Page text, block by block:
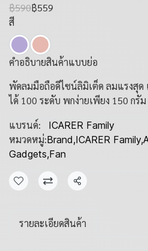
฿590฿559
สี
คำอธิบายสินค้าแบบย่อ
พัดลมมือถือดีไซน์ลิมิเต็ด ลมแรงสุด
ได้ 100 ระดับ พกง่ายเพียง 150 กรัม
แบรนด์:
ICARER Family
หมวดหมู่:Brand,ICARER Family,
Gadgets,Fan
แชร์
รายละเอียดสินค้า